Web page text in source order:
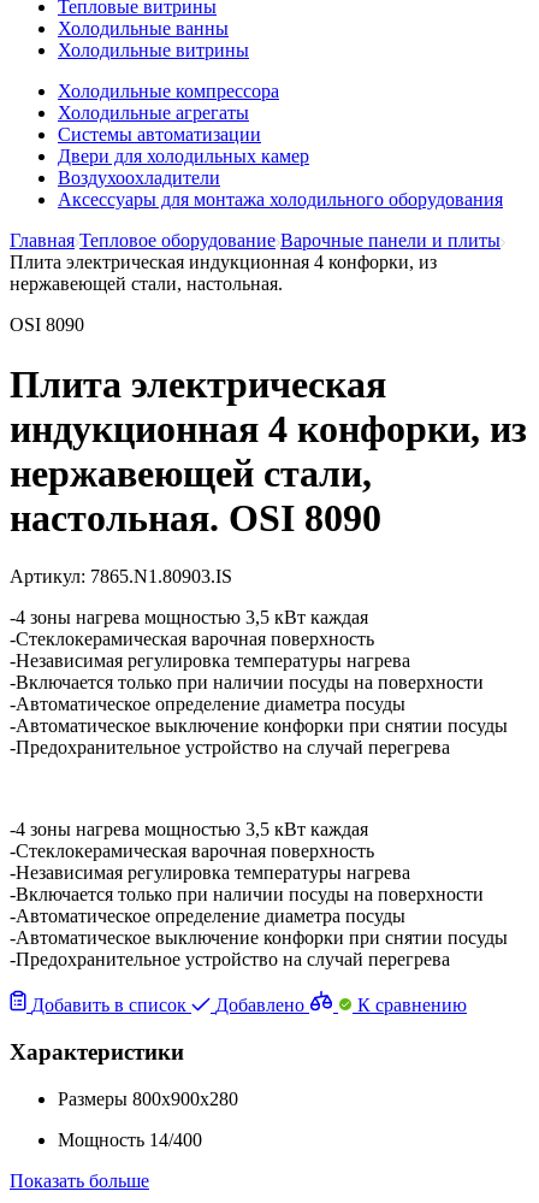
Тепловые витрины
Холодильные ванны
Холодильные витрины
Холодильные компрессора
Холодильные агрегаты
Системы автоматизации
Двери для холодильных камер
Воздухоохладители
Аксессуары для монтажа холодильного оборудования
Главная Тепловое оборудование Варочные панели и плиты
Плита электрическая индукционная 4 конфорки, из
нержавеющей стали, настольная.
OSI 8090
Плита электрическая
индукционная 4 конфорки, из
нержавеющей стали,
настольная. OSI 8090
Артикул: 7865.N1.80903.IS
-4 зоны нагрева мощностью 3,5 кВт каждая
-Стеклокерамическая варочная поверхность
-Независимая регулировка температуры нагрева
-Включается только при наличии посуды на поверхности
-Автоматическое определение диаметра посуды
-Автоматическое выключение конфорки при снятии посуды
-Предохранительное устройство на случай перегрева
-4 зоны нагрева мощностью 3,5 кВт каждая
-Стеклокерамическая варочная поверхность
-Независимая регулировка температуры нагрева
-Включается только при наличии посуды на поверхности
-Автоматическое определение диаметра посуды
-Автоматическое выключение конфорки при снятии посуды
-Предохранительное устройство на случай перегрева
Добавить в список Добавлено К сравнению
Характеристики
Размеры 800x900x280
Мощность 14/400
Показать больше